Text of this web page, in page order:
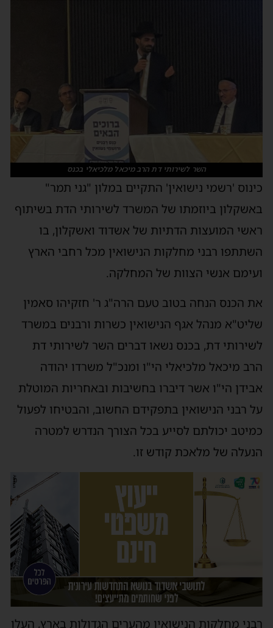
השר לשירותי דת הרב מיכאל מלכיאלי בכנס
כינוס 'רשמי נישואין' התקיים במלון "גני תמר"
באשקלון ביוזמתו של המשרד לשירותי הדת בשיתוף
ראשי המועצות הדתיות של אשדוד ואשקלון, בו
השתתפו רבני מחלקות הנישואין מכל רחבי הארץ
ועימם אנשי הצוות של המחלקה.
את הכנס הנחה בטוב טעם הרה"ג ר' חזקיהו סאמין
שליט"א מנהל אגף הנישואין כשרות ורבנים במשרד
לשירותי דת, בכנס נשאו דברים השר לשירותי דת
הרב מיכאל מלכיאלי הי"ו ומנכ"ל משרדו יהודה
אבידן הי"ו אשר דיברו בחשיבות ובאחריות המוטלת
על רבני הנישואין בתפקידם החשוב, והבטיחו לפעול
כמיטב יכולתם לסייע בכל הצורך הנדרש למטרה
הנעלה של מלאכת קודש זו.
רבני מחלקות הנישואין מהערים הגדולות בארץ, העלו